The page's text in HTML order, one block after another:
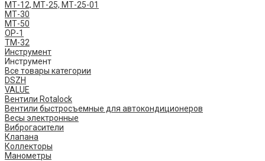
МТ-12, МТ-25, МТ-25-01
МТ-30
МТ-50
ОР-1
ТМ-32
Инструмент
Инструмент
Все товары категории
DSZH
VALUE
Вентили Rotalock
Вентили быстросъемные для автокондиционеров
Весы электронные
Виброгасители
Клапана
Коллекторы
Манометры